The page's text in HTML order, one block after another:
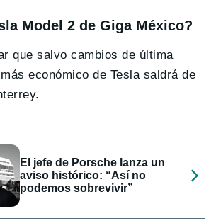
Model 2 de Giga México?
que salvo cambios de última
económico de Tesla saldrá de
El jefe de Porsche lanza un
aviso histórico: “Así no
podemos sobrevivir”